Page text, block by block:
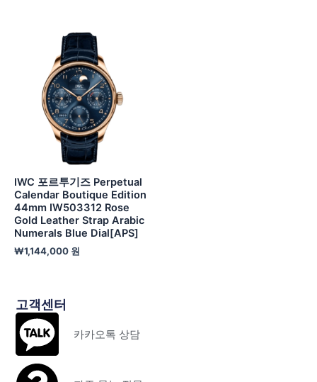
IWC 포르투기즈 Perpetual
Calendar Boutique Edition
44mm IW503312 Rose
Gold Leather Strap Arabic
Numerals Blue Dial[APS]
₩1,144,000 원
고객센터
카카오톡 상담